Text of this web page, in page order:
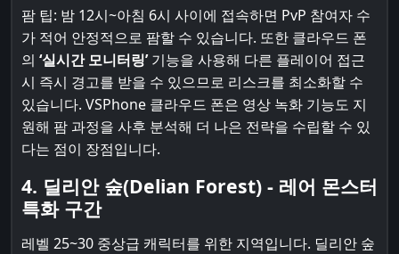
팜 팁: 밤 12시~아침 6시 사이에 접속하면 PvP 참여자 수
가 적어 안정적으로 팜할 수 있습니다. 또한 클라우드 폰
의 ‘실시간 모니터링’기능을 사용해 다른 플레이어 접근
시 즉시 경고를 받을 수 있으므로 리스크를 최소화할 수
있습니다. VSPhone 클라우드 폰은 영상 녹화 기능도 지
원해 팜 과정을 사후 분석해 더 나은 전략을 수립할 수 있
다는 점이 장점입니다.
4. 딜리안 숲(Delian Forest) - 레어 몬스터
특화 구간
레벨 25~30 중상급 캐릭터를 위한 지역입니다. 딜리안 숲